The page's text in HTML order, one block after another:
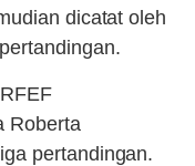
dicatat oleh
Roberta
pertandingan.